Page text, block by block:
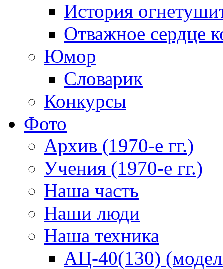
История
Отважное сердце
Юмор
Словарик
Конкурсы
Фото
Архив (1970-е гг.)
Учения (1970-е гг.)
Наша часть
Наши люди
Наша техника
АЦ-40(130)